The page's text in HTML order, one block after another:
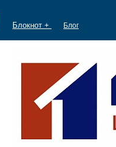
Блокнот + Блог